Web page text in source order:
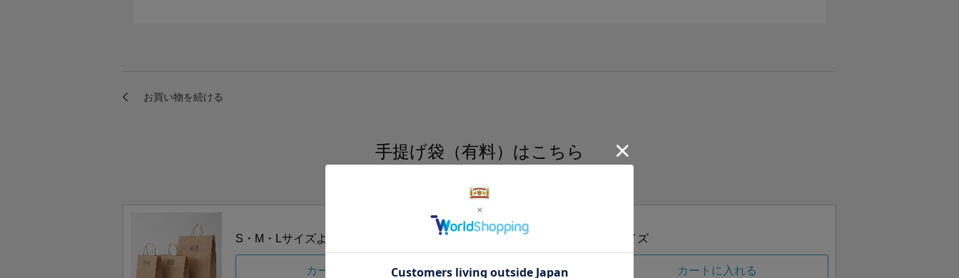
手提げ袋（有料）はこちら
S・M・Lの3つサイズをご用意しております。
S・M・Lサイズより当店にお任せ
カートに入れる
Sサイズ
カートに入れる